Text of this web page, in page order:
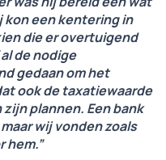
een kentering in
die er overtuigend
de nodige
gedaan om het
ook de taxatiewaarde
plannen. Een bank
wij vonden zoals
hem.”